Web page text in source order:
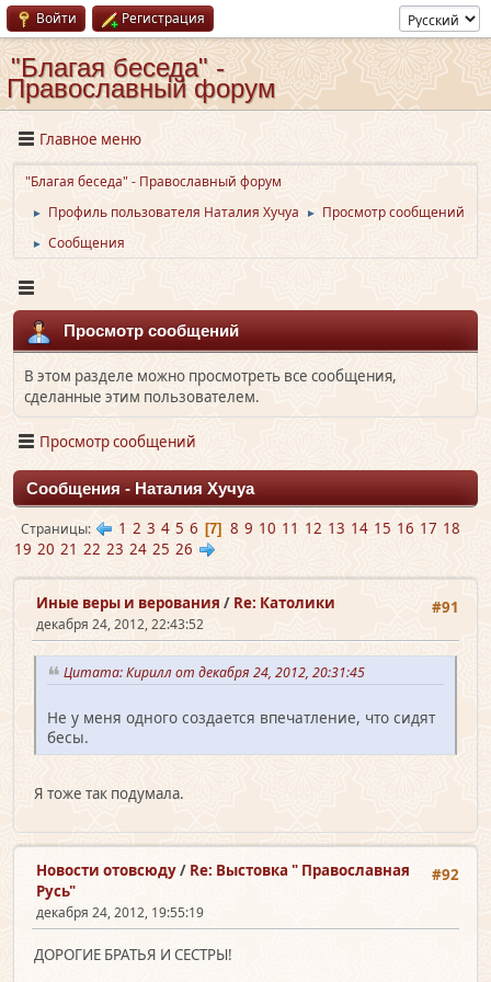
Войти Регистрация
"Благая беседа" -
Православный форум
Главное меню
"Благая беседа" - Православный форум
► Профиль пользователя Наталия Хучуа ► Просмотр сообщений
► Сообщения
Просмотр сообщений
В этом разделе можно просмотреть все сообщения,
сделанные этим пользователем.
Просмотр сообщений
Сообщения - Наталия Хучуа
Страницы 1 2 3 4 5 6 7 8 9 10 11 12 13 14 15 16 17 18
19 20 21 22 23 24 25 26
#91
Иные веры и верования / Re: Католики
декабря 24, 2012, 22:43:52
Цитата: Кирилл от декабря 24, 2012, 20:31:45
Не у меня одного создается впечатление, что сидят
бесы.
Я тоже так подумала.
#92
Новости отовсюду/ Re: Выстовка " Православная
Русь"
декабря 24, 2012, 19:55:19
ДОРОГИЕ БРАТЬЯ И СЕСТРЫ!